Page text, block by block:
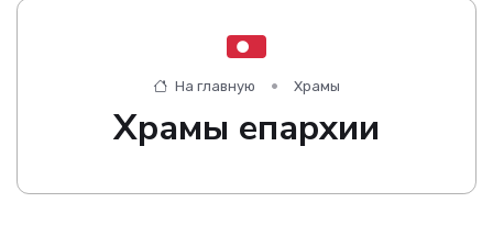
На главную Храмы
Храмы епархии